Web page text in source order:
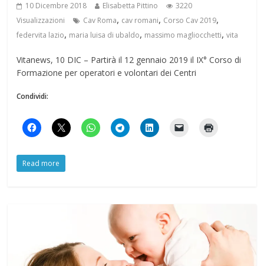
10 Dicembre 2018 Elisabetta Pittino
3220
Visualizzazioni
Cav Roma, cav romani, Corso Cav 2019,
federvita lazio, maria luisa di ubaldo, massimo magliocchetti,vita
Vitanews, 10 DIC – Partirà il 12 gennaio 2019 il IX° Corso di
Formazione per operatori e volontari dei Centri
Condividi:
Read more